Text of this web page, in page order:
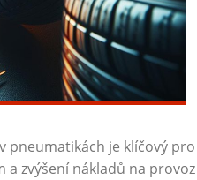
pneumatikách je klíčový
a zvýšení nákladů na